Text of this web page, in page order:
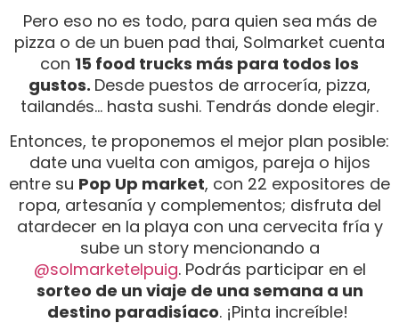
Pero eso no es todo, para quien sea más de
pizza o de un buen pad thai, Solmarket cuenta
con 15 food trucks más para todos los
gustos. Desde puestos de arrocería, pizza,
tailandés… hasta sushi. Tendrás donde elegir.
Entonces, te proponemos el mejor plan posible:
date una vuelta con amigos, pareja o hijos
entre su Pop Up market, con 22 expositores de
ropa, artesanía y complementos; disfruta del
atardecer en la playa con una cervecita fría y
sube un story mencionando a
@solmarketelpuig. Podrás participar en el
sorteo de un viaje de una semana a un
destino paradisíaco. ¡Pinta increíble!